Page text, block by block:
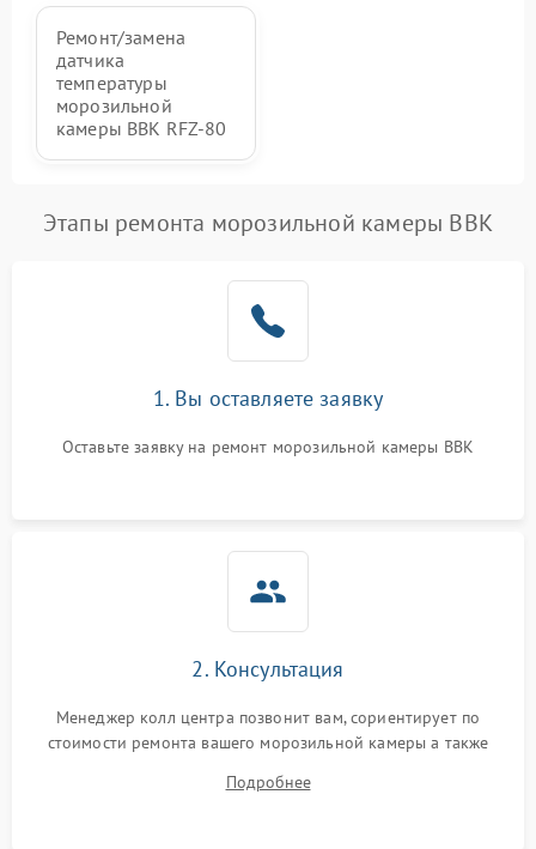
Ремонт/замена
датчика
температуры
морозильной
камеры BBK RFZ-80
Этапы ремонта морозильной камеры BBK
1. Вы оставляете заявку
Оставьте заявку на ремонт морозильной камеры BBK
2. Консультация
Менеджер колл центра позвонит вам, сориентирует по
стоимости ремонта вашего морозильной камеры а также
Подробнее